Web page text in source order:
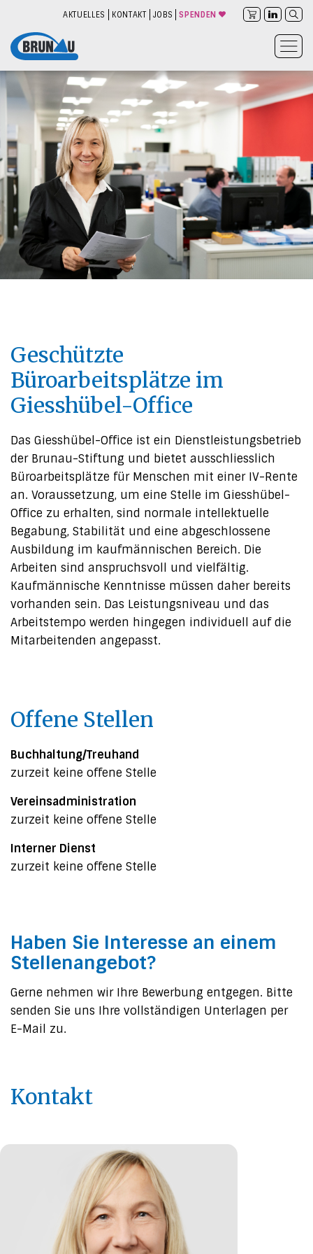
AKTUELLES KONTAKT JOBS SPENDEN
Geschützte
Büroarbeitsplätze im
Giesshübel-Office
Das Giesshübel-Office ist ein Dienstleistungsbetrieb
der Brunau-Stiftung und bietet ausschliesslich
Büroarbeitsplätze für Menschen mit einer IV-Rente
an. Voraussetzung, um eine Stelle im Giesshübel-
Office zu erhalten, sind normale intellektuelle
Begabung, Stabilität und eine abgeschlossene
Ausbildung im kaufmännischen Bereich. Die
Arbeiten sind anspruchsvoll und vielfältig.
Kaufmännische Kenntnisse müssen daher bereits
vorhanden sein. Das Leistungsniveau und das
Arbeitstempo werden hingegen individuell auf die
Mitarbeitenden angepasst.
Offene Stellen
Buchhaltung/Treuhand
zurzeit keine offene Stelle
Vereinsadministration
zurzeit keine offene Stelle
Interner Dienst
zurzeit keine offene Stelle
Haben Sie Interesse an einem
Stellenangebot?
Gerne nehmen wir Ihre Bewerbung entgegen. Bitte
senden Sie uns Ihre vollständigen Unterlagen per
E-Mail zu.
Kontakt